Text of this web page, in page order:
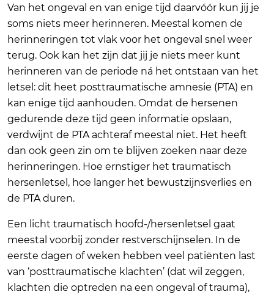
Van het ongeval en van enige tijd daarvóór kun jij je
soms niets meer herinneren. Meestal komen de
herinneringen tot vlak voor het ongeval snel weer
terug. Ook kan het zijn dat jij je niets meer kunt
herinneren van de periode ná het ontstaan van het
letsel: dit heet posttraumatische amnesie (PTA) en
kan enige tijd aanhouden. Omdat de hersenen
gedurende deze tijd geen informatie opslaan,
verdwijnt de PTA achteraf meestal niet. Het heeft
dan ook geen zin om te blijven zoeken naar deze
herinneringen. Hoe ernstiger het traumatisch
hersenletsel, hoe langer het bewustzijnsverlies en
de PTA duren.
Een licht traumatisch hoofd-/hersenletsel gaat
meestal voorbij zonder restverschijnselen. In de
eerste dagen of weken hebben veel patiënten last
van ‘posttraumatische klachten’ (dat wil zeggen,
klachten die optreden na een ongeval of trauma),